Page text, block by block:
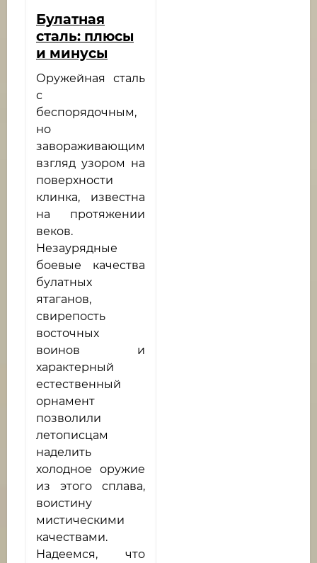
Булатная
сталь: плюсы
и минусы
Оружейная сталь
с
беспорядочным,
но
завораживающим
взгляд узором на
поверхности
клинка, известна
на протяжении
веков.
Незаурядные
боевые качества
булатных
ятаганов,
свирепость
восточных
воинов и
характерный
естественный
орнамент
позволили
летописцам
наделить
холодное оружие
из этого сплава,
воистину
мистическими
качествами.
Надеемся, что